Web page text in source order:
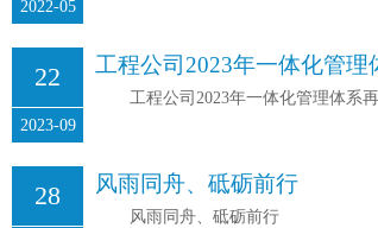
2022-05
22
2023-09
工程公司2023年一体化管
工程公司2023年一体化管理体系
28 风雨同舟、砥砺前行
风雨同舟、砥砺前行